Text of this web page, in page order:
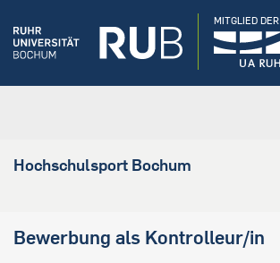
MITGLIED DER
Hochschulsport Bochum
Bewerbung als Kontrolleur/in